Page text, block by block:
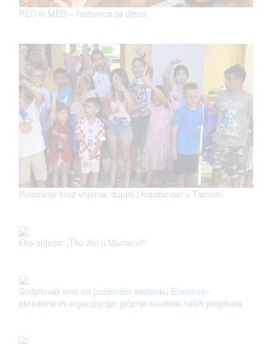
REC in MED – radionica za djecu
Putovanje kroz vrijeme, dupini i kreativnost u Tisnom!
Eko-srijeda: „Tko živi u Murteru?“
Sudjelovali smo na početnom sastanku Erasmus+
akreditiranih organizacija: jačanje kvalitete naših projekata